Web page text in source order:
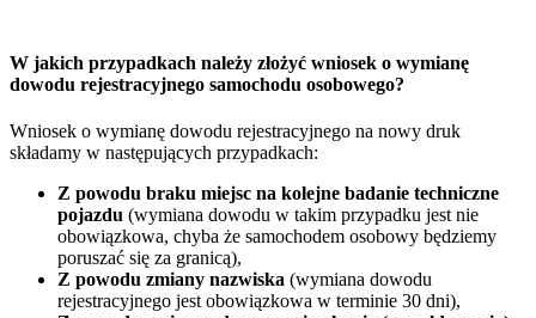
W jakich przypadkach należy złożyć wniosek o wymianę
dowodu rejestracyjnego samochodu osobowego?
Wniosek o wymianę dowodu rejestracyjnego na nowy druk
składamy w następujących przypadkach:
Z powodu braku miejsc na kolejne badanie techniczne
pojazdu (wymiana dowodu w takim przypadku jest nie
obowiązkowa, chyba że samochodem osobowy będziemy
poruszać się za granicą),
Z powodu zmiany nazwiska (wymiana dowodu
rejestracyjnego jest obowiązkowa w terminie 30 dni),